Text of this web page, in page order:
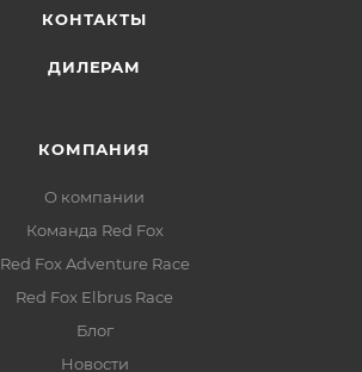
КОНТАКТЫ
ДИЛЕРАМ
КОМПАНИЯ
О компании
Команда Red Fox
Red Fox Adventure Race
Red Fox Elbrus Race
Блог
Новости